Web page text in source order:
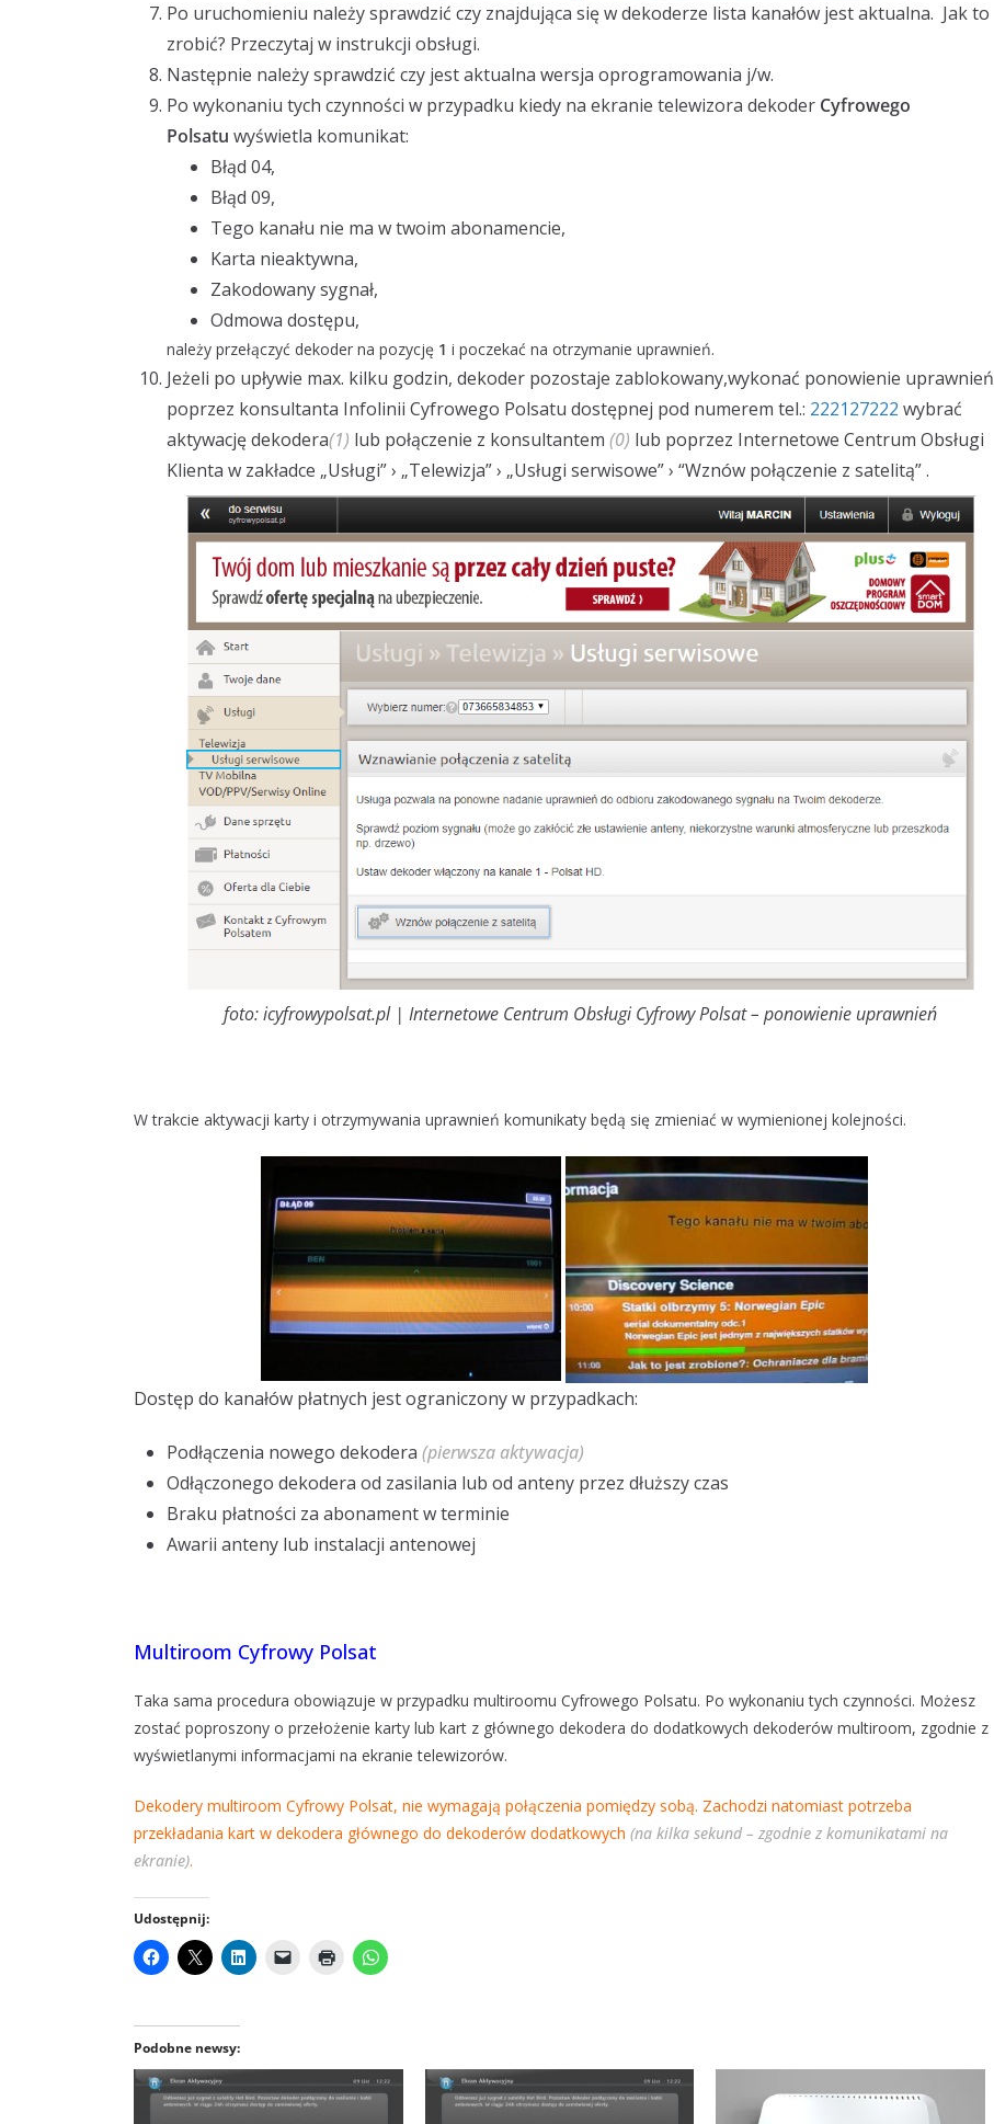
Po uruchomieniu należy sprawdzić czy znajdująca się w dekoderze lista kanałów jest aktualna. Jak to
zrobić? Przeczytaj w instrukcji obsługi.
Następnie należy sprawdzić czy jest aktualna wersja oprogramowania j/w.
Po wykonaniu tych czynności w przypadku kiedy na ekranie telewizora dekoder Cyfrowego
Polsatu wyświetla komunikat:
Błąd 04,
Błąd 09,
Tego kanału nie ma w twoim abonamencie,
Karta nieaktywna,
Zakodowany sygnał,
Odmowa dostępu,
należy przełączyć dekoder na pozycję 1 i poczekać na otrzymanie uprawnień.
Jeżeli po upływie max. kilku godzin, dekoder pozostaje zablokowany,wykonać ponowienie uprawnień
poprzez konsultanta Infolinii Cyfrowego Polsatu dostępnej pod numerem tel.: 222127222 wybrać
aktywację dekodera(1) lub połączenie z konsultantem (0) lub poprzez Internetowe Centrum Obsługi
Klienta w zakładce „Usługi” › „Telewizja” › „Usługi serwisowe” › “Wznów połączenie z satelitą” .
foto: icyfrowypolsat.pl | Internetowe Centrum Obsługi Cyfrowy Polsat – ponowienie uprawnień
W trakcie aktywacji karty i otrzymywania uprawnień komunikaty będą się zmieniać w wymienionej kolejności.
Dostęp do kanałów płatnych jest ograniczony w przypadkach:
Podłączenia nowego dekodera (pierwsza aktywacja)
Odłączonego dekodera od zasilania lub od anteny przez dłuższy czas
Braku płatności za abonament w terminie
Awarii anteny lub instalacji antenowej
Multiroom Cyfrowy Polsat
Taka sama procedura obowiązuje w przypadku multiroomu Cyfrowego Polsatu. Po wykonaniu tych czynności. Możesz
zostać poproszony o przełożenie karty lub kart z głównego dekodera do dodatkowych dekoderów multiroom, zgodnie z
wyświetlanymi informacjami na ekranie telewizorów.
Dekodery multiroom Cyfrowy Polsat, nie wymagają połączenia pomiędzy sobą. Zachodzi natomiast potrzeba
przekładania kart w dekodera głównego do dekoderów dodatkowych (na kilka sekund – zgodnie z komunikatami na
ekranie).
Udostępnij:
Podobne newsy: